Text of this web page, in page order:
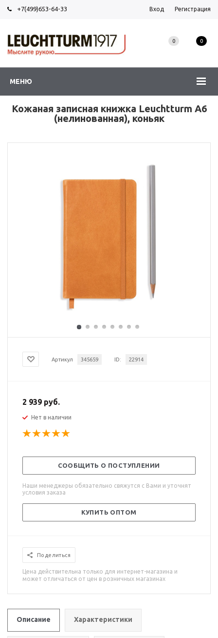
+7(499)653-64-33 Вход Регистрация
МЕНЮ
0 0
Кожаная записная книжка Leuchtturm А6
(нелинованная), коньяк
Артикул 345659 ID: 22914
2 939 руб.
Нет в наличии
СООБЩИТЬ О ПОСТУПЛЕНИИ
Наши менеджеры обязательно свяжутся с Вами и уточнят
условия заказа
КУПИТЬ ОПТОМ
Поделиться
Цена действительна только для интернет-магазина и
может отличаться от цен в розничных магазинах
Описание Характеристики